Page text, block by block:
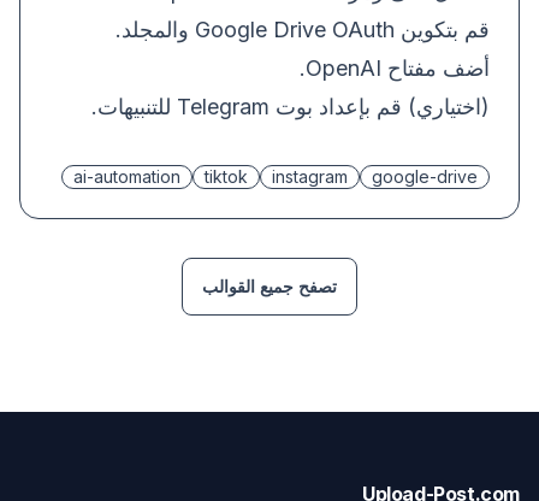
قم بتكوين Google Drive OAuth والمجلد.
أضف مفتاح OpenAI.
(اختياري) قم بإعداد بوت Telegram للتنبيهات.
google-drive
instagram
tiktok
ai-automation
تصفح جميع القوالب
Upload-Post.com